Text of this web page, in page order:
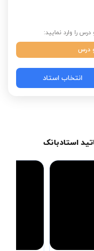
را وارد نمایید:
درس
انتخاب استاد
استادبانک